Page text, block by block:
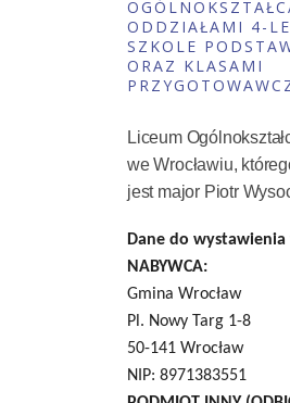
ODDZIAŁAMI 4-
SZKOLE
ORAZ KLASAMI
Liceum
we Wrocławiu,
jest major Piotr
Dane do wystawienia
NABYWCA:
Gmina Wrocław
Pl. Nowy Targ 1-8
50-141 Wrocław
NIP: 8971383551